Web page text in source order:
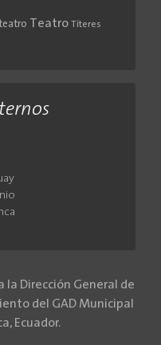
Teatro Títeres
la Dirección General de
del GAD Municipal
Ecuador.